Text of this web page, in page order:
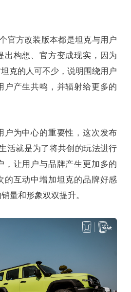
官方改装版本都是坦克与用户
出构想、官方变成现实，因为
克的人可不少，说明围绕用户
户产生共鸣，并辐射给更多的
户为中心的重要性，这次发布
活就是为了将共创的玩法进行
，让用户与品牌产生更加多的
的互动中增加坦克的品牌好感
量和形象双双提升。